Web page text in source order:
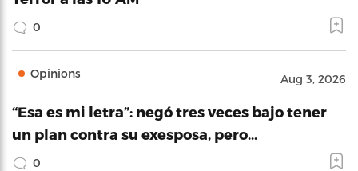
0
Opinions Aug 3, 2026
“Esa es mi letra”: negó tres veces bajo tener
un plan contra su exesposa, pero…
0